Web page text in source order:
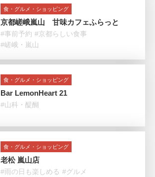
食・グルメ・ショッピング
京都嵯峨嵐山 甘味カフェふらっと
#事前予約 #京都らしい食事
#嵯峨・嵐山
食・グルメ・ショッピング
Bar LemonHeart 21
#山科・醍醐
食・グルメ・ショッピング
老松 嵐山店
#雨の日も楽しめる #グルメ